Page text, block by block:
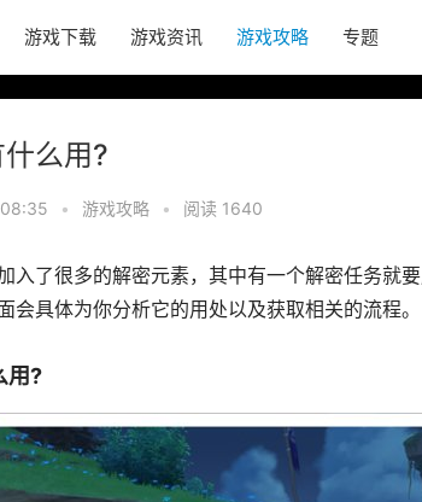
游戏下载 游戏资讯 游戏攻略 专题
么用?
• 游戏攻略 • 阅读 1640
入了很多的解密元素，其中有一个解密任务就
会具体为你分析它的用处以及获取相关的流程。
用?